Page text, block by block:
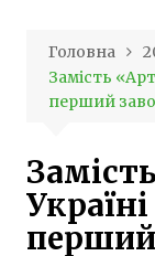
Головна
Замість
перший
перший